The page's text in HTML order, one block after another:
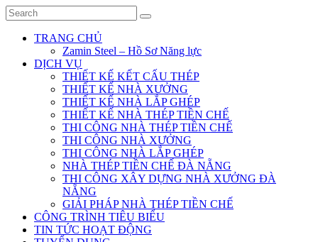
TRANG CHỦ
Zamin Steel – Hồ Sơ Năng lực
DỊCH VỤ
THIẾT KẾ KẾT CẤU THÉP
THIẾT KẾ NHÀ XƯỞNG
THIẾT KẾ NHÀ LẮP GHÉP
THIẾT KẾ NHÀ THÉP TIỀN CHẾ
THI CÔNG NHÀ THÉP TIỀN CHẾ
THI CÔNG NHÀ XƯỞNG
THI CÔNG NHÀ LẮP GHÉP
NHÀ THÉP TIỀN CHẾ ĐÀ NẴNG
THI CÔNG XÂY DỰNG NHÀ XƯỞNG ĐÀ
NẴNG
GIẢI PHÁP NHÀ THÉP TIỀN CHẾ
CÔNG TRÌNH TIÊU BIỂU
TIN TỨC HOẠT ĐỘNG